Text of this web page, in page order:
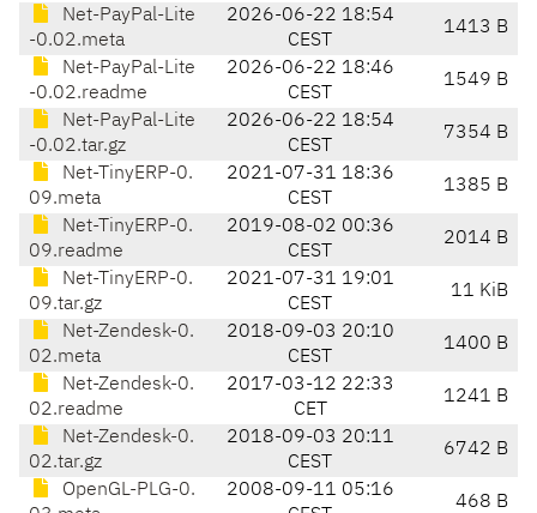
Net-PayPal-Lite
-0.02.meta
2026-06-22 18:54
CEST
1413 B
Net-PayPal-Lite
-0.02.readme
2026-06-22 18:46
CEST
1549 B
Net-PayPal-Lite
-0.02.tar.gz
2026-06-22 18:54
CEST
7354 B
Net-TinyERP-0.
09.meta
2021-07-31 18:36
CEST
1385 B
Net-TinyERP-0.
09.readme
2019-08-02 00:36
CEST
2014 B
Net-TinyERP-0.
09.tar.gz
2021-07-31 19:01
CEST
11 KiB
Net-Zendesk-0.
02.meta
2018-09-03 20:10
CEST
1400 B
Net-Zendesk-0.
02.readme
2017-03-12 22:33
CET
1241 B
Net-Zendesk-0.
02.tar.gz
2018-09-03 20:11
CEST
6742 B
OpenGL-PLG-0.
2008-09-11 05:16
468 B